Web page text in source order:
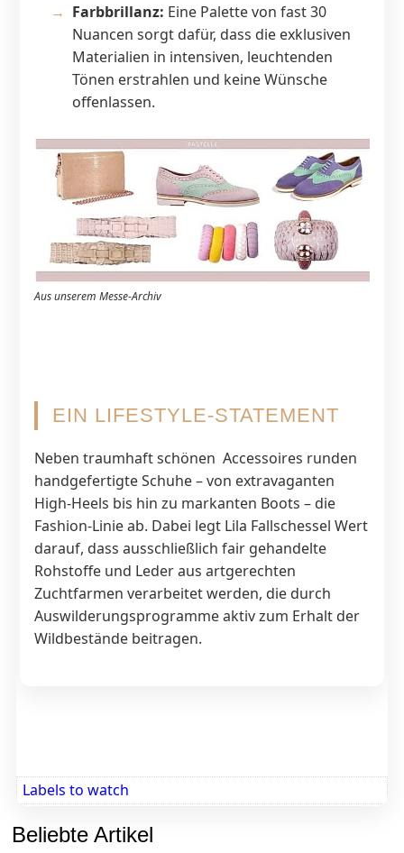
Farbbrillanz: Eine Palette von fast 30
Nuancen sorgt dafür, dass die exklusiven
Materialien in intensiven, leuchtenden
Tönen erstrahlen und keine Wünsche
offenlassen.
Aus unserem Messe-Archiv
EIN LIFESTYLE-STATEMENT
Neben traumhaft schönen Accessoires runden
handgefertigte Schuhe – von extravaganten
High-Heels bis hin zu markanten Boots – die
Fashion-Linie ab. Dabei legt Lila Fallschessel Wert
darauf, dass ausschließlich fair gehandelte
Rohstoffe und Leder aus artgerechten
Zuchtfarmen verarbeitet werden, die durch
Auswilderungsprogramme aktiv zum Erhalt der
Wildbestände beitragen.
Labels to watch
Beliebte Artikel